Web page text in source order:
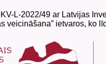
L-2022/49 ar Latvijas
veicināšana” ietvaros, ko